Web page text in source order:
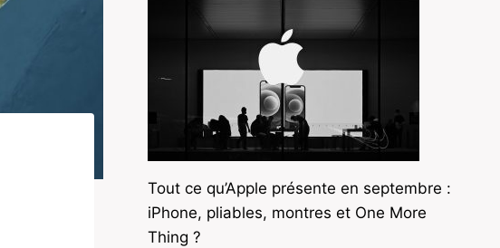
Tout ce qu’Apple présente en septembre :
iPhone, pliables, montres et One More
Thing ?